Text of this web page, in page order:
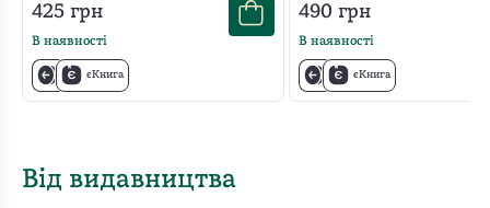
позбутися звичок
шкідливих
425 грн
В наявності
єКнига
490грн
В наявності
єКнига
Від видавництва